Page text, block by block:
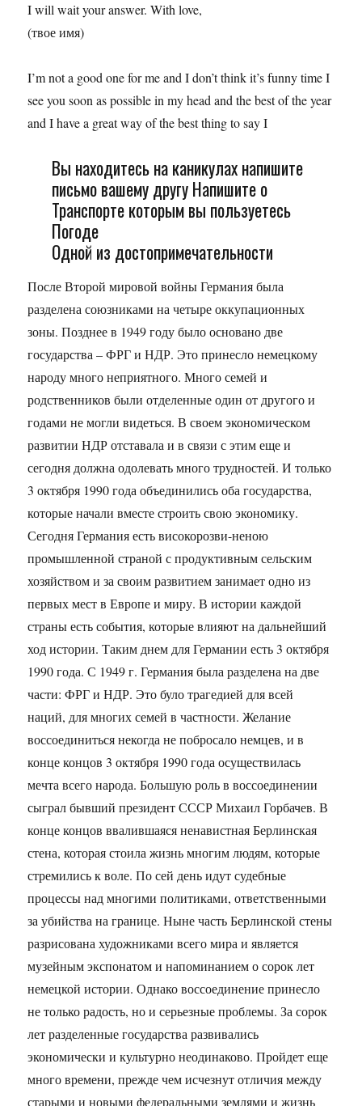
I will wait your answer. With love,
(твое имя)
I’m not a good one for me and I don’t think it’s funny time I
see you soon as possible in my head and the best of the year
and I have a great way of the best thing to say I
Вы находитесь на каникулах напишите
письмо вашему другу Напишите о
Транспорте которым вы пользуетесь
Погоде
Одной из достопримечательности
После Второй мировой войны Германия была
разделена союзниками на четыре оккупационных
зоны. Позднее в 1949 году было основано две
государства – ФРГ и НДР. Это принесло немецкому
народу много неприятного. Много семей и
родственников были отделенные один от другого и
годами не могли видеться. В своем экономическом
развитии НДР отставала и в связи с этим еще и
сегодня должна одолевать много трудностей. И только
3 октября 1990 года объединились оба государства,
которые начали вместе строить свою экономику.
Сегодня Германия есть високорозви-неною
промышленной страной с продуктивным сельским
хозяйством и за своим развитием занимает одно из
первых мест в Европе и миру. В истории каждой
страны есть события, которые влияют на дальнейший
ход истории. Таким днем для Германии есть 3 октября
1990 года. С 1949 г. Германия была разделена на две
части: ФРГ и НДР. Это було трагедией для всей
наций, для многих семей в частности. Желание
воссоединиться некогда не побросало немцев, и в
конце концов 3 октября 1990 года осуществилась
мечта всего народа. Большую роль в воссоединении
сыграл бывший президент СССР Михаил Горбачев. В
конце концов ввалившаяся ненавистная Берлинская
стена, которая стоила жизнь многим людям, которые
стремились к воле. По сей день идут судебные
процессы над многими политиками, ответственными
за убийства на границе. Ныне часть Берлинской стены
разрисована художниками всего мира и является
музейным экспонатом и напоминанием о сорок лет
немецкой истории. Однако воссоединение принесло
не только радость, но и серьезные проблемы. За сорок
лет разделенные государства развивались
экономически и культурно неодинаково. Пройдет еще
много времени, прежде чем исчезнут отличия между
старыми и новыми федеральными землями и жизнь